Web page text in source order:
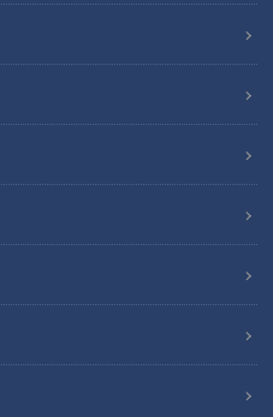
『週末ジャーニー 推しタ
んとまひるさんが、かつて中
・中津川市"ならではのスポッ